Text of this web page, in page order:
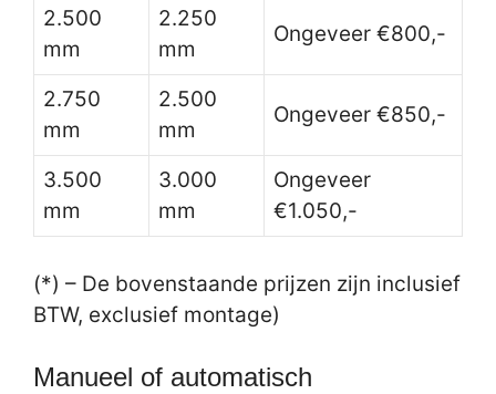
2.500
mm
2.250
mm
Ongeveer €800,-
2.750
mm
2.500
mm
Ongeveer €850,-
3.500
mm
3.000
mm
Ongeveer
€1.050,-
(*) – De bovenstaande prijzen zijn inclusief
BTW, exclusief montage)
Manueel of automatisch